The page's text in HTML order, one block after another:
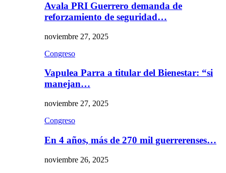
Avala PRI Guerrero demanda de
reforzamiento de seguridad…
noviembre 27, 2025
Congreso
Vapulea Parra a titular del Bienestar: “si
manejan…
noviembre 27, 2025
Congreso
En 4 años, más de 270 mil guerrerenses…
noviembre 26, 2025